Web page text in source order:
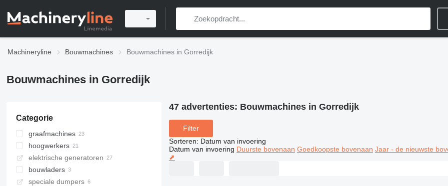
Machineryline Bouwmachines Bouwmachines in Gorredijk
Bouwmachines in Gorredijk
Categorie
graafmachines
minigravers
rupsgraafmachines
mobiele graafmachines
hoogwerkers
telescoophoogwerkers
knikarmhoogwerkers
schaarhoogwerkers
elektrische generatoren
bouwladers
schrankladers
speciale dumpers
47 advertenties: Bouwmachines in Gorredijk
Filter
Sorteren: Datum van invoering
Datum van invoering Duurste bovenaan Goedkoopste bovenaan Jaar - de nieuwste
⬈